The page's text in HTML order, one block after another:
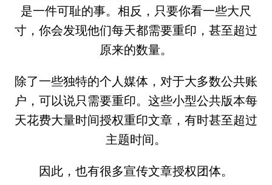
是一件可耻的事。相反，只要你看一些大尺
寸，你会发现他们每天都需要重印，甚至超过
原来的数量。
除了一些独特的个人媒体，对于大多数公共账
户，可以说只需要重印。这些小型公共版本每
天花费大量时间授权重印文章，有时甚至超过
主题时间。
因此，也有很多宣传文章授权团体。